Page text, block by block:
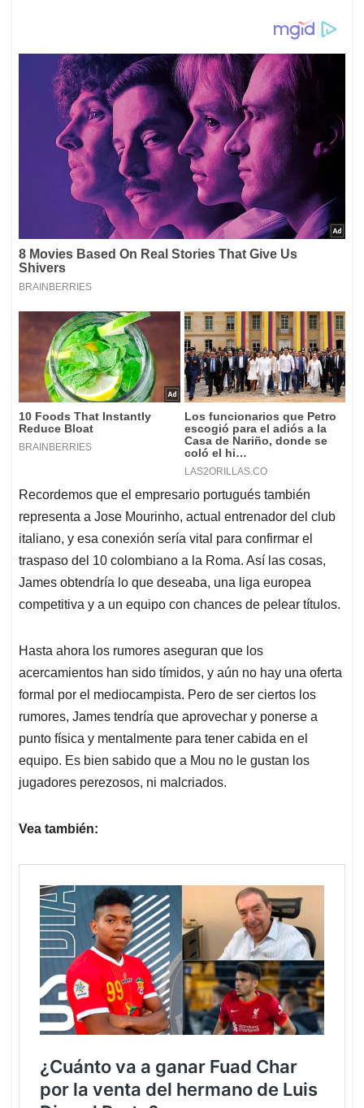
Recordemos que el empresario portugués también
representa a Jose Mourinho, actual entrenador del club
italiano, y esa conexión sería vital para confirmar el
traspaso del 10 colombiano a la Roma. Así las cosas,
James obtendría lo que deseaba, una liga europea
competitiva y a un equipo con chances de pelear títulos.
Hasta ahora los rumores aseguran que los
acercamientos han sido tímidos, y aún no hay una oferta
formal por el mediocampista. Pero de ser ciertos los
rumores, James tendría que aprovechar y ponerse a
punto física y mentalmente para tener cabida en el
equipo. Es bien sabido que a Mou no le gustan los
jugadores perezosos, ni malcriados.
Vea también: